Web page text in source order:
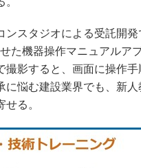
スタジオによる受託開
た機器操作マニュアルア
撮影すると、画面に操作
に悩む建設業界でも、新
る。